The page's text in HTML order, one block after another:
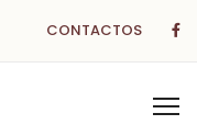
CONTACTOS